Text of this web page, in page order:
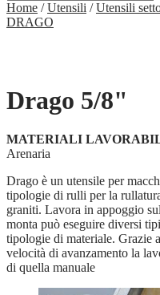
Home /Utensili /Utensili
DRAGO
Drago 5/8"
MATERIALI
Arenaria
Drago è un utensile per
tipologie di rulli per la
graniti. Lavora in appoggio
monta può eseguire diversi
tipologie di materiale. Grazie
velocità di avanzamento la
di quella manuale